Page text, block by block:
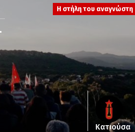
Η στήλη του αναγνώστη
Κατιούσα